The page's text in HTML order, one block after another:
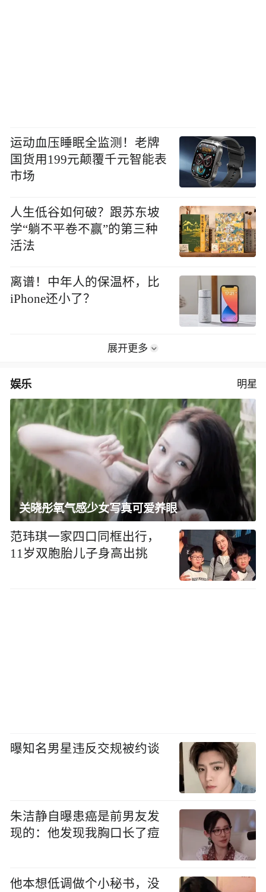
运动血压睡眠全监测！老牌
国货用199元颠覆千元智能表
市场
人生低谷如何破？跟苏东坡
学“躺不平卷不赢”的第三种
活法
离谱！中年人的保温杯，比
iPhone还小了？
展开更多
娱乐 明星
关晓彤氧气感少女写真可爱养眼
范玮琪一家四口同框出行，
11岁双胞胎儿子身高出挑
曝知名男星违反交规被约谈
朱洁静自曝患癌是前男友发
现的：他发现我胸口长了痘
他本想低调做个小秘书，没